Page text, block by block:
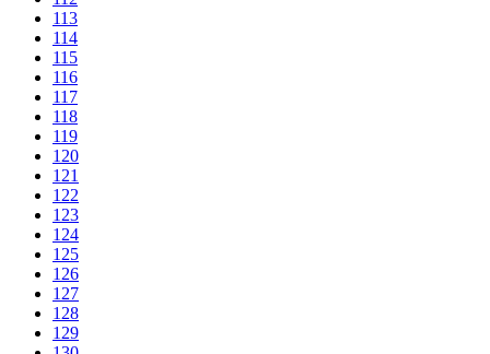
113
114
115
116
117
118
119
120
121
122
123
124
125
126
127
128
129